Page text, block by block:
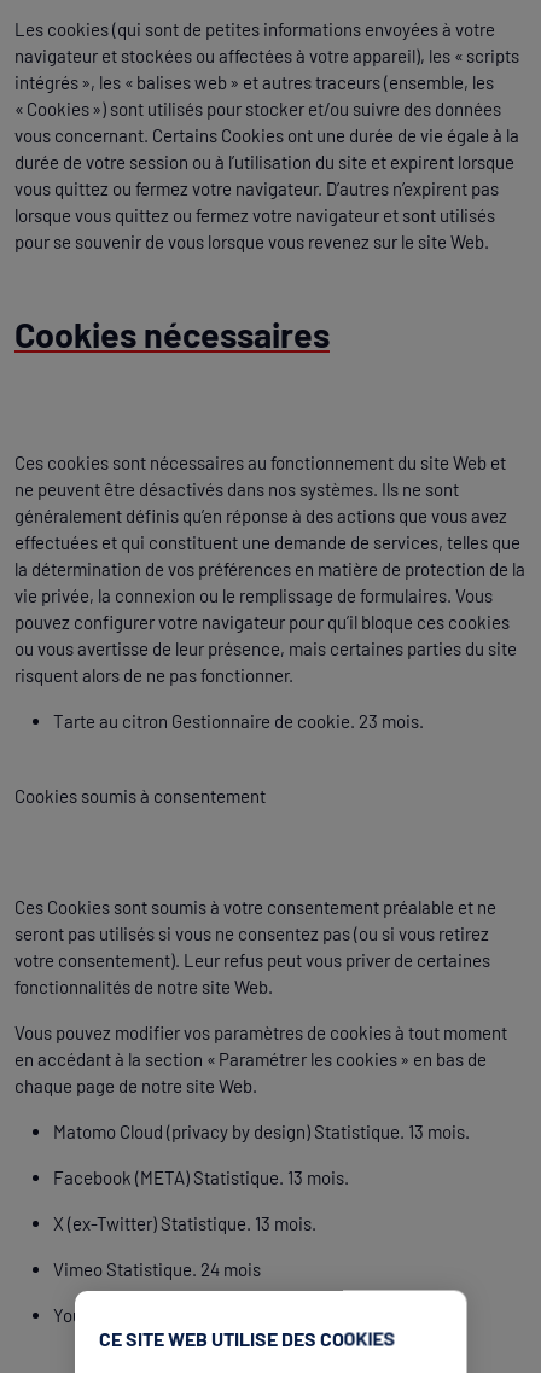
Les cookies (qui sont de petites informations envoyées à votre
navigateur et stockées ou affectées à votre appareil), les « scripts
intégrés », les « balises web » et autres traceurs (ensemble, les
« Cookies ») sont utilisés pour stocker et/ou suivre des données
vous concernant. Certains Cookies ont une durée de vie égale à la
durée de votre session ou à l’utilisation du site et expirent lorsque
vous quittez ou fermez votre navigateur. D’autres n’expirent pas
lorsque vous quittez ou fermez votre navigateur et sont utilisés
pour se souvenir de vous lorsque vous revenez sur le site Web.
Cookies nécessaires
Ces cookies sont nécessaires au fonctionnement du site Web et
ne peuvent être désactivés dans nos systèmes. Ils ne sont
généralement définis qu’en réponse à des actions que vous avez
effectuées et qui constituent une demande de services, telles que
la détermination de vos préférences en matière de protection de la
vie privée, la connexion ou le remplissage de formulaires. Vous
pouvez configurer votre navigateur pour qu’il bloque ces cookies
ou vous avertisse de leur présence, mais certaines parties du site
risquent alors de ne pas fonctionner.
Tarte au citron Gestionnaire de cookie. 23 mois.
Cookies soumis à consentement
Ces Cookies sont soumis à votre consentement préalable et ne
seront pas utilisés si vous ne consentez pas (ou si vous retirez
votre consentement). Leur refus peut vous priver de certaines
fonctionnalités de notre site Web.
Vous pouvez modifier vos paramètres de cookies à tout moment
en accédant à la section « Paramétrer les cookies » en bas de
chaque page de notre site Web.
Matomo Cloud (privacy by design) Statistique. 13 mois.
Facebook (META) Statistique. 13 mois.
X (ex-Twitter) Statistique. 13 mois.
Vimeo Statistique. 24 mois
YouTube Statistique. 13 mois.
CE SITE WEB UTILISE DES COOKIES